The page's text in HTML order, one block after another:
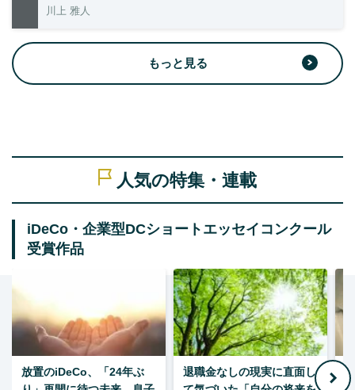
川上 雅人
もっと見る
人気の特集・連載
iDeCo・企業型DCショートエッセイコンクール
受賞作品
放置のiDeCo、「24年ぶ
退職金なしの現実に直面し